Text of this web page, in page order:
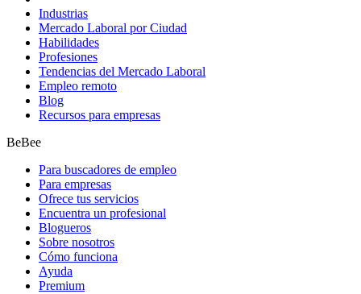
Industrias
Mercado Laboral por Ciudad
Habilidades
Profesiones
Tendencias del Mercado Laboral
Empleo remoto
Blog
Recursos para empresas
BeBee
Para buscadores de empleo
Para empresas
Ofrece tus servicios
Encuentra un profesional
Blogueros
Sobre nosotros
Cómo funciona
Ayuda
Premium